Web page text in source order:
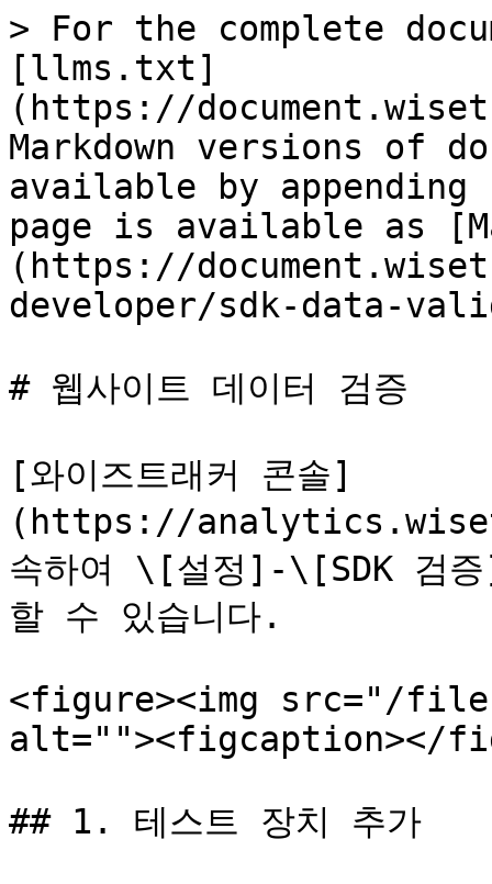
> For the complete
[llms.txt]
(https://
Markdown versions of
available by
page is available as
(https://
developer/sdk-data-
# 웹사이트 데이터 검증
[와이즈트래커 콘솔]
(https://
속하여 \[설정]-\[SDK 검증
할 수 있습니다.
<figure><img src="/files/
alt=""><figcaption></
## 1. 테스트 장치 추가